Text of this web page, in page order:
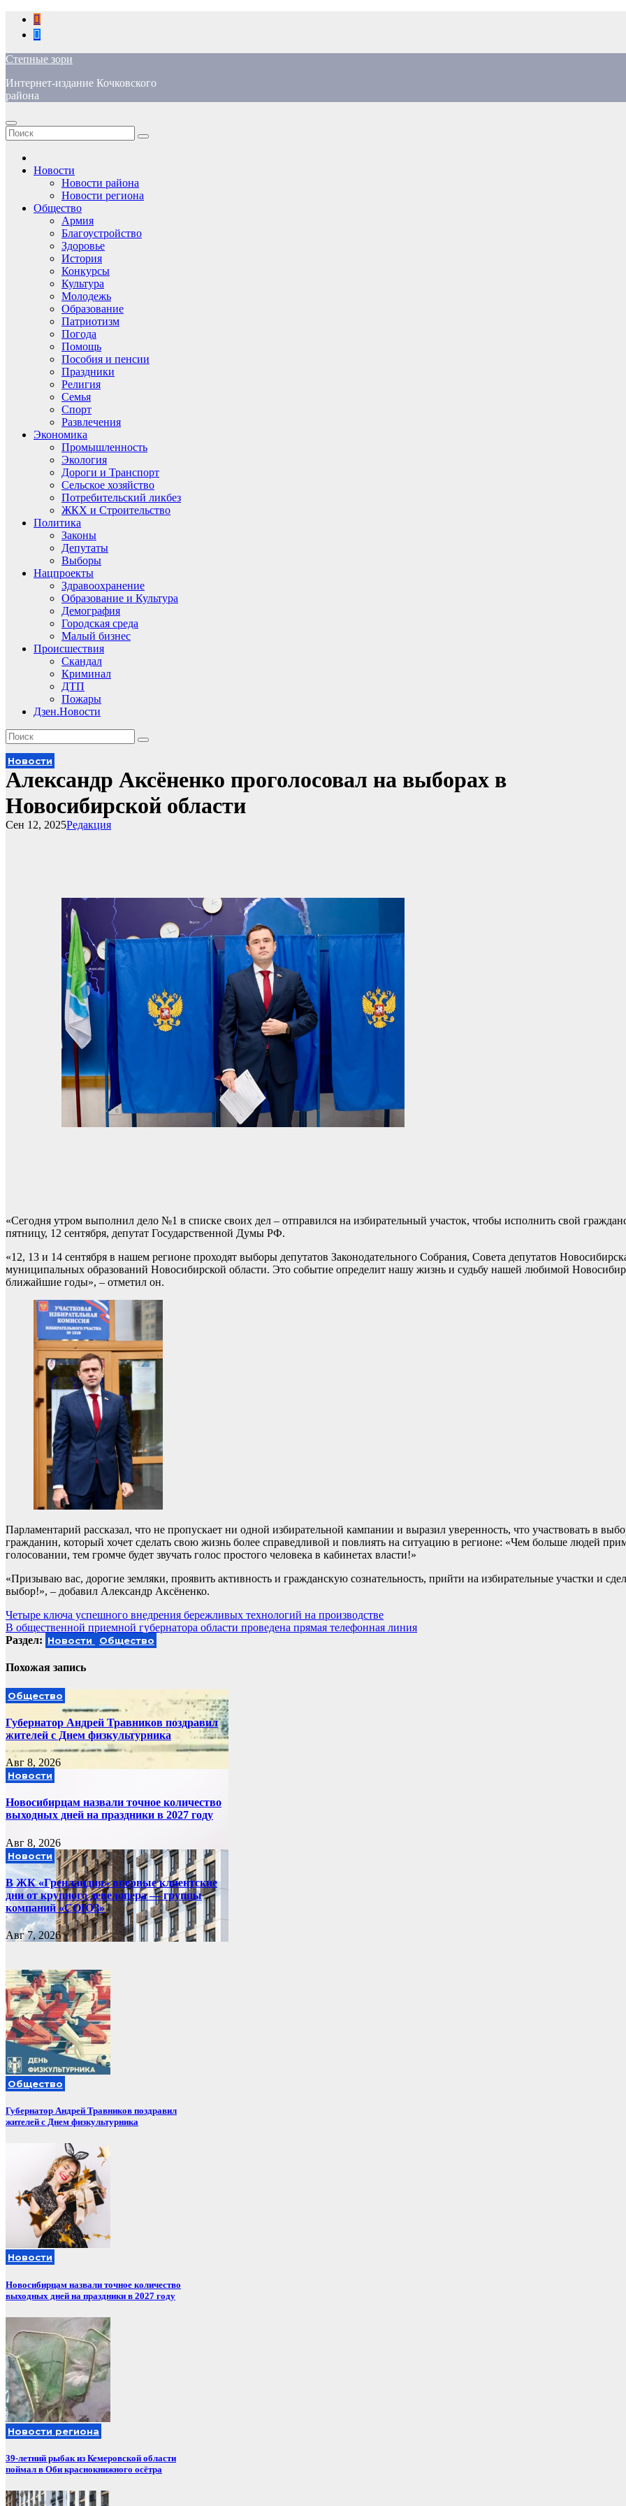
Перейти
содержимому
Степные зори
Интернет-издание Кочковского
района
Новости
Новости района
Новости региона
Общество
Армия
Благоустройство
Здоровье
История
Конкурсы
Культура
Молодежь
Образование
Патриотизм
Погода
Помощь
Пособия и пенсии
Праздники
Религия
Семья
Спорт
Развлечения
Экономика
Промышленность
Экология
Дороги и Транспорт
Сельское хозяйство
Потребительский ликбез
ЖКХ и Строительство
Политика
Законы
Депутаты
Выборы
Нацпроекты
Здравоохранение
Образование и Культура
Демография
Городская среда
Малый бизнес
Происшествия
Скандал
Криминал
ДТП
Пожары
Дзен.Новости
Новости
Александр Аксёненко проголосовал на выборах в
Новосибирской области
Редакция
Сен 12, 2025
«Сегодня утром выполнил дело №1 в списке своих дел – отправился на избирательный участок, чтобы исполнить свой
пятницу, 12 сентября, депутат Государственной Думы РФ.
«12, 13 и 14 сентября в нашем регионе проходят выборы депутатов Законодательного Собрания, Совета депутатов
муниципальных образований Новосибирской области. Это событие определит нашу жизнь и судьбу нашей любимой
ближайшие годы», – отметил он.
Парламентарий рассказал, что не пропускает ни одной избирательной кампании и выразил уверенность, что участвовать в
гражданин, который хочет сделать свою жизнь более справедливой и повлиять на ситуацию в регионе: «Чем больше людей
голосовании, тем громче будет звучать голос простого человека в кабинетах власти!»
«Призываю вас, дорогие земляки, проявить активность и гражданскую сознательность, прийти на избирательные участки и
выбор!», – добавил Александр Аксёненко.
Навигация
по
Четыре ключа успешного внедрения бережливых технологий на производстве
В общественной приемной губернатора области проведена прямая телефонная линия
Раздел: Новости Общество
Похожая запись
Общество
Губернатор Андрей Травников поздравил
жителей с Днем физкультурника
Авг 8, 2026
Новости
Новосибирцам назвали точное количество
выходных дней на праздники в 2027 году
Авг 8, 2026
Новости
В ЖК «Гренландия» впервые клиентские
дни от крупного девелопера — группы
компаний «СОЮЗ»
Авг 7, 2026
Общество
Губернатор Андрей Травников поздравил
жителей с Днем физкультурника
Новости
Новосибирцам назвали точное количество
выходных дней на праздники в 2027 году
Новости региона
39-летний рыбак из Кемеровской области
поймал в Оби краснокнижного осётра